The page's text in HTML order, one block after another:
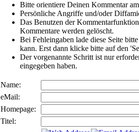
Bitte orientiere Deinen Kommentar
Persönliche Angriffe und/oder
Das Benutzen der
Kommentare werden gelöscht.
Bei Fehleingaben lade diese Seite
kann. Erst dann klicke bitte auf den
Der vorgenannte Schritt ist nur
eingegeben haben.
Name:
eMail:
Homepage:
Titel: